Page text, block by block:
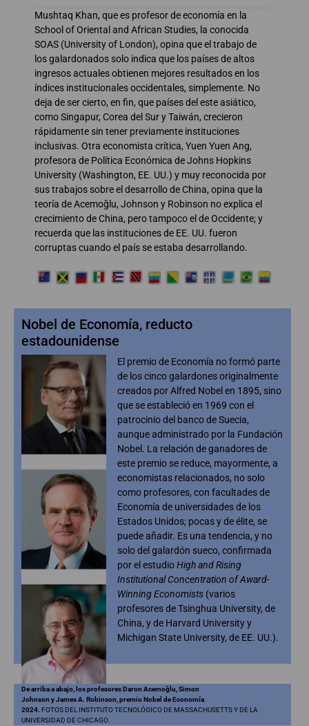
Mushtaq Khan, que es profesor de economía en la
School of Oriental and African Studies, la conocida
SOAS (University of London), opina que el trabajo de
los galardonados solo indica que los países de altos
ingresos actuales obtienen mejores resultados en los
índices institucionales occidentales, simplemente. No
deja de ser cierto, en fin, que países del este asiático,
como Singapur, Corea del Sur y Taiwán, crecieron
rápidamente sin tener previamente instituciones
inclusivas. Otra economista crítica, Yuen Yuen Ang,
profesora de Política Económica de Johns Hopkins
University (Washington, EE. UU.) y muy reconocida por
sus trabajos sobre el desarrollo de China, opina que la
teoría de Acemoğlu, Johnson y Robinson no explica el
crecimiento de China, pero tampoco el de Occidente; y
recuerda que las instituciones de EE. UU. fueron
corruptas cuando el país se estaba desarrollando.
Nobel de Economía, reducto
estadounidense
El premio de Economía no formó parte
de los cinco galardones originalmente
creados por Alfred Nobel en 1895, sino
que se estableció en 1969 con el
patrocinio del banco de Suecia,
aunque administrado por la Fundación
Nobel. La relación de ganadores de
este premio se reduce, mayormente, a
economistas relacionados, no solo
como profesores, con facultades de
Economía de universidades de los
Estados Unidos; pocas y de élite, se
puede añadir. Es una tendencia, y no
solo del galardón sueco, confirmada
por el estudioHigh and Rising
Institutional Concentration of Award-
Winning Economists (varios
profesores de Tsinghua University, de
China, y de Harvard University y
Michigan State University, de EE. UU.).
De arriba a abajo, los profesores Daron Acemoğlu, Simon
Johnson y James A. Robinson, premio Nobel de Economía
2024. FOTOS DEL INSTITUTO TECNOLÓGICO DE MASSACHUSETTS Y DE LA
UNIVERSIDAD DE CHICAGO.